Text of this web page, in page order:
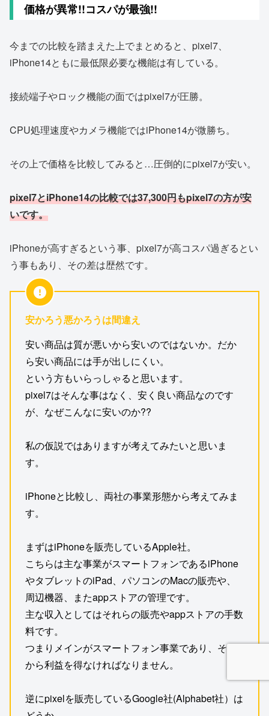
価格が異常!!コスパが最強!!
今までの比較を踏まえた上でまとめると、pixel7、
iPhone14ともに最低限必要な機能は有している。
接続端子やロック機能の面ではpixel7が圧勝。
CPU処理速度やカメラ機能ではiPhone14が微勝ち。
その上で価格を比較してみると…圧倒的にpixel7が安い。
pixel7とiPhone14の比較では37,300円もpixel7の方が安
いです。
iPhoneが高すぎるという事、pixel7が高コスパ過ぎるとい
う事もあり、その差は歴然です。
安かろう悪かろうは間違え
安い商品は質が悪いから安いのではないか。だか
ら安い商品には手が出しにくい。
という方もいらっしゃると思います。
pixel7はそんな事はなく、安く良い商品なのです
が、なぜこんなに安いのか??
私の仮説ではありますが考えてみたいと思いま
す。
iPhoneと比較し、両社の事業形態から考えてみま
す。
まずはiPhoneを販売しているApple社。
こちらは主な事業がスマートフォンであるiPhone
やタブレットのiPad、パソコンのMacの販売や、
周辺機器、またappストアの管理です。
主な収入としてはそれらの販売やappストアの手数
料です。
つまりメインがスマートフォン事業であり、そこ
から利益を得なければなりません。
逆にpixelを販売しているGoogle社(Alphabet社）は